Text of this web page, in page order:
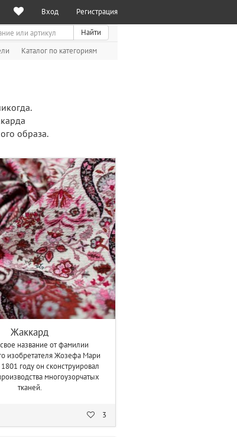
Вход Регистрация
Найти
Каталог по категориям
образа.
Жаккард
название от фамилии
изобретателя Жозефа Мари
году он сконструировал
многоузорчатых
тканей.
3